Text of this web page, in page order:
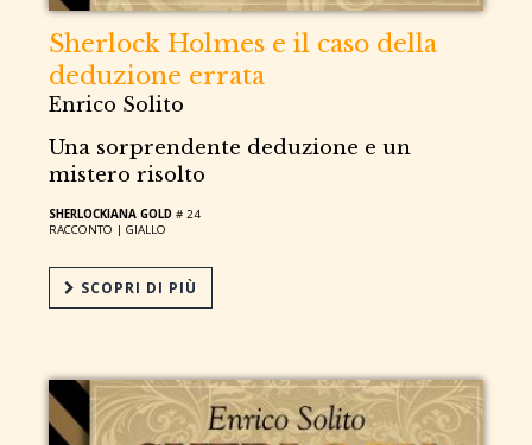
Sherlock Holmes e il caso della
deduzione errata
Enrico Solito
Una sorprendente deduzione e un
mistero risolto
SHERLOCKIANA GOLD # 24
RACCONTO |GIALLO
SCOPRI DI PIÙ